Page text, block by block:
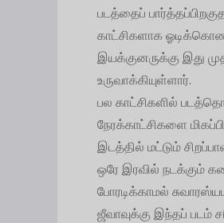
படத்தைப்
காட்சிகளாக
இயக்குனருக்கு இது
உருவாக்கியுள்ளார்.
பல காட்சிகளில்
நேரக்காட்சிகளை
இடத்தில் மட்டும்
ஒரே இரவில் நடக்கும்
போரடிக்காமல்
ஜீவாவுக்கு இந்தப் படம்